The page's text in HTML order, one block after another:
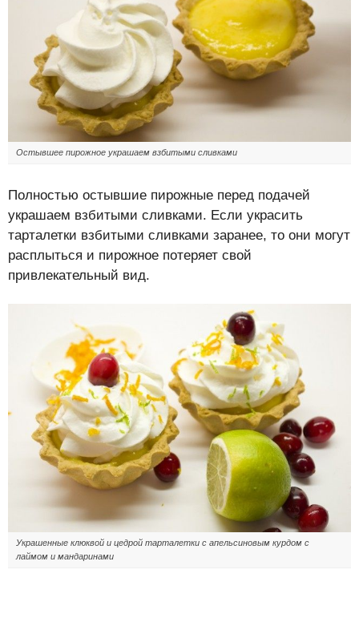
Остывшее пирожное украшаем взбитыми сливками
Полностью остывшие пирожные перед подачей
украшаем взбитыми сливками. Если украсить
тарталетки взбитыми сливками заранее, то они могут
расплыться и пирожное потеряет свой
привлекательный вид.
Украшенные клюквой и цедрой тарталетки с апельсиновым курдом с
лаймом и мандаринами